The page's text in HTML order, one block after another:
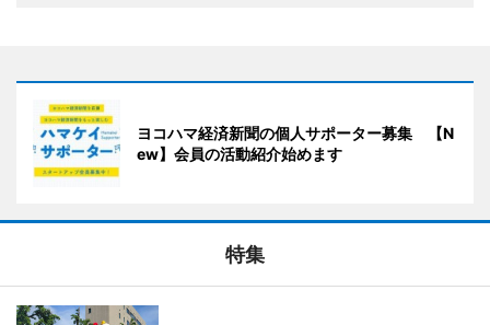
ヨコハマ経済新聞の個人サポーター募集 【N
ew】会員の活動紹介始めます
特集